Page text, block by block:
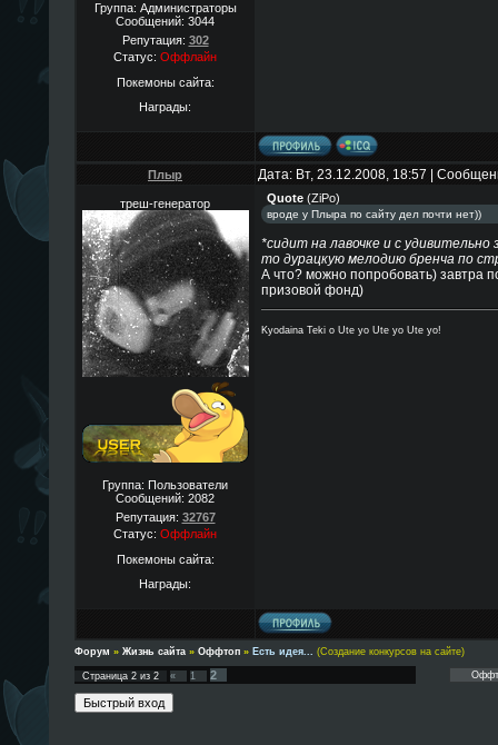
Группа: Администраторы
Сообщений: 3044
Репутация: 302
Статус: Оффлайн
Покемоны сайта:
Награды:
Плыр Дата: Вт, 23.12.2008, 18:57 |
треш-генератор
Группа: Пользователи
Сообщений: 2082
Репутация: 32767
Статус: Оффлайн
Покемоны сайта:
Награды:
Quote(ZiPo)
вроде у Плыра по сайту дел почти нет))
*сидит на лавочке и с
то дурацкую мелодию бренча по
А что? можно попробовать) завтра
призовой фонд)
Kyodaina Teki o Ute yo Ute yo Ute yo!
Форум » Жизнь сайта » Оффтоп » Есть идея... (Создание конкурсов на сайте)
Страница 2из 2 « 1 2